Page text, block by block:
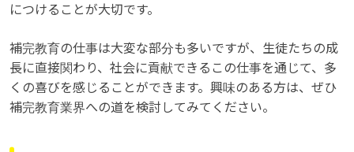
につけることが大切です。
補完教育の仕事は大変な部分も多いですが、生徒たちの成
長に直接関わり、社会に貢献できるこの仕事を通じて、多
くの喜びを感じることができます。興味のある方は、ぜひ
補完教育業界への道を検討してみてください。